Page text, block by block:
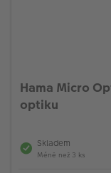
Hama Micro
optiku
Skladem
Méně než 3 ks